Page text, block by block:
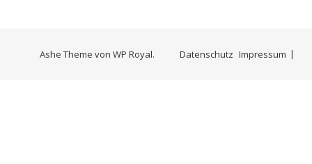
Datenschutz Impressum
Ashe Theme von WP Royal.